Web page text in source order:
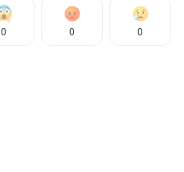
0 0 0